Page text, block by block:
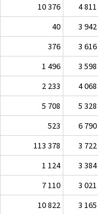
10 376 4 811
40 3 942
376 3 616
1 496 3 598
2 233 4 068
5 708 5 328
523 6 790
113 378 3 722
1 124 3 384
7 110 3 021
10 822 3 165